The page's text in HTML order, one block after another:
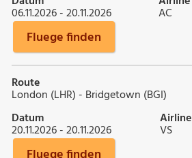
06.11.2026 - 20.11.2026 AC
Fluege finden
Route
London (LHR) - Bridgetown (BGI)
Datum
20.11.2026 - 20.11.2026
Airline
VS